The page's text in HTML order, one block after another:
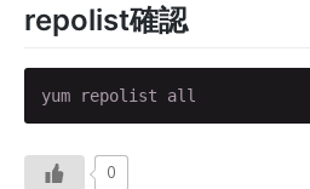
repolist確認
yum repolist all
0